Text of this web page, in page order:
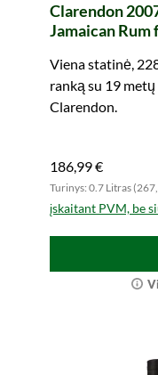
Clarendon
Jamaican Rum
Viena statinė,
ranką su 19
Clarendon.
186,99 €
Turinys: 0.7 Litras
įskaitant PVM, be